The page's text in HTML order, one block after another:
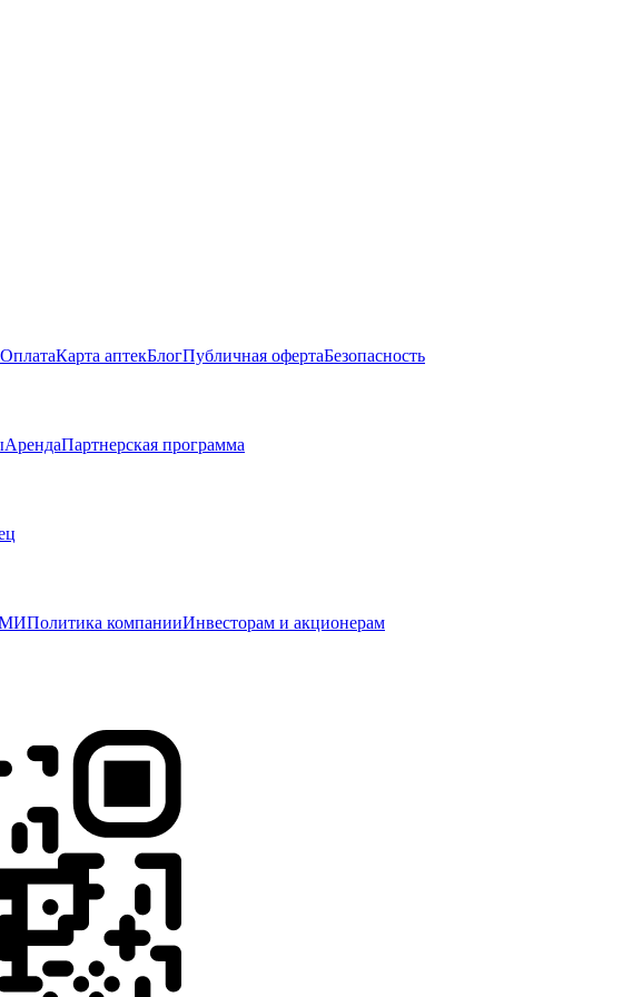
ОплатаКарта аптекБлогПубличная офертаБезопасность
АрендаПартнерская программа
Политика компанииИнвесторам и акционерам